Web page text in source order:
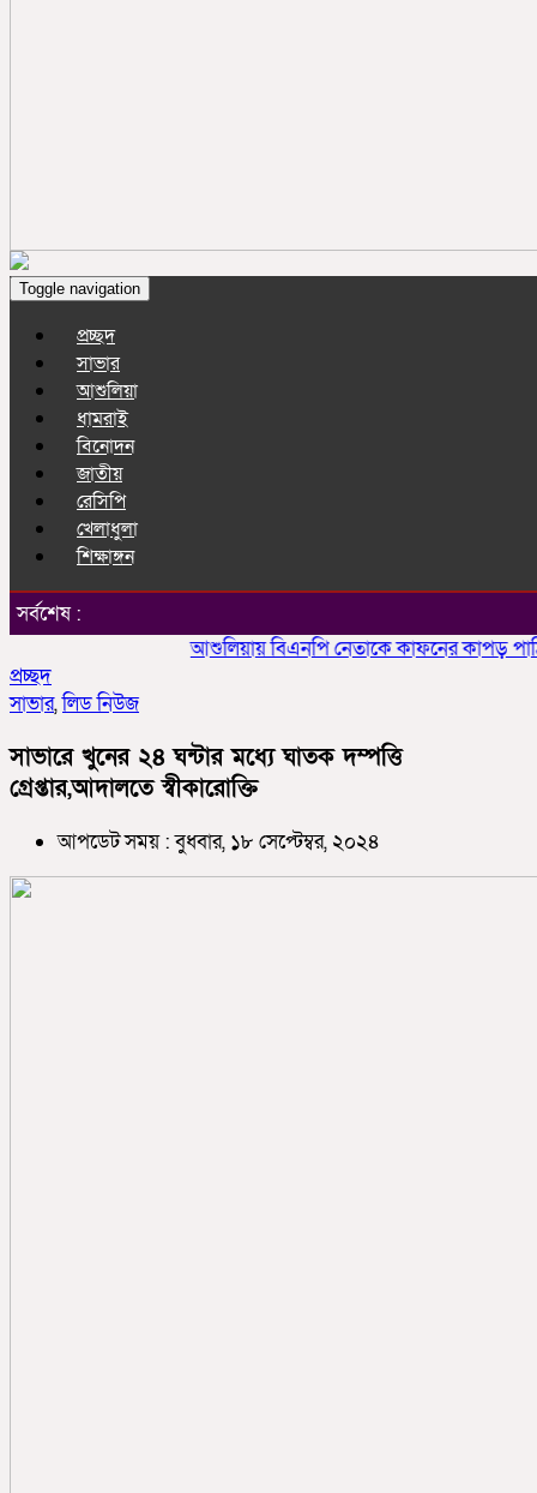
Toggle navigation
প্রচ্ছদ
সাভার
আশুলিয়া
ধামরাই
বিনোদন
জাতীয়
রেসিপি
খেলাধুলা
শিক্ষাঙ্গন
সর্বশেষ :
আশুলিয়ায় বিএনপি নেতাকে কাফনের কাপড় পাঠিয়ে
প্রচ্ছদ
সাভার,লিড নিউজ
সাভারে খুনের ২৪ ঘন্টার মধ্যে ঘাতক দম্পত্তি
গ্রেপ্তার,আদালতে স্বীকারোক্তি
আপডেট সময় : বুধবার, ১৮ সেপ্টেম্বর, ২০২৪